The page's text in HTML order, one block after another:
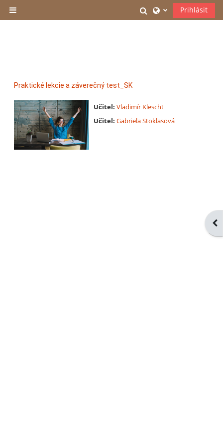
Boční panel
PřepnoutPrihlásit
Praktické lekcie a záverečný test_SK
Učitel: Vladimír Klescht
Učitel: Gabriela Stoklasová